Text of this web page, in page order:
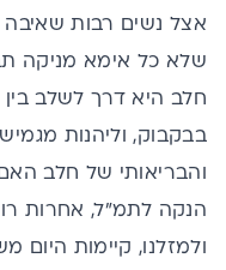
אצל נשים רבות
שלא כל אימא
חלב היא דרך לשלב
בבקבוק, וליהנות
והבריאותי של חלב
הנקה לתמ״ל, אחרות
ולמזלנו, קיימות